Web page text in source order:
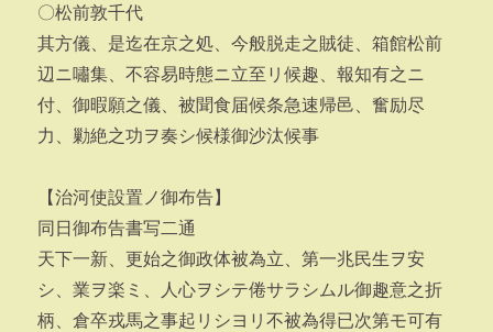
〇松前敦千代
其方儀、是迄在京之処、今般脱走之賊徒、箱館松前
辺ニ嘯集、不容易時態ニ立至リ候趣、報知有之ニ
付、御暇願之儀、被聞食届候条急速帰邑、奮励尽
力、勦絶之功ヲ奏シ候様御沙汰候事
【治河使設置ノ御布告】
同日御布告書写二通
天下一新、更始之御政体被為立、第一兆民生ヲ安
シ、業ヲ楽ミ、人心ヲシテ倦サラシムル御趣意之折
柄、倉卒戎馬之事起リシヨリ不被為得已次第モ可有